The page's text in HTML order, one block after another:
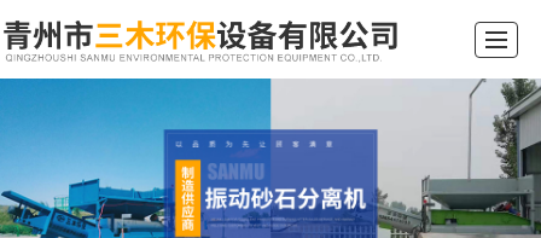
联系我们